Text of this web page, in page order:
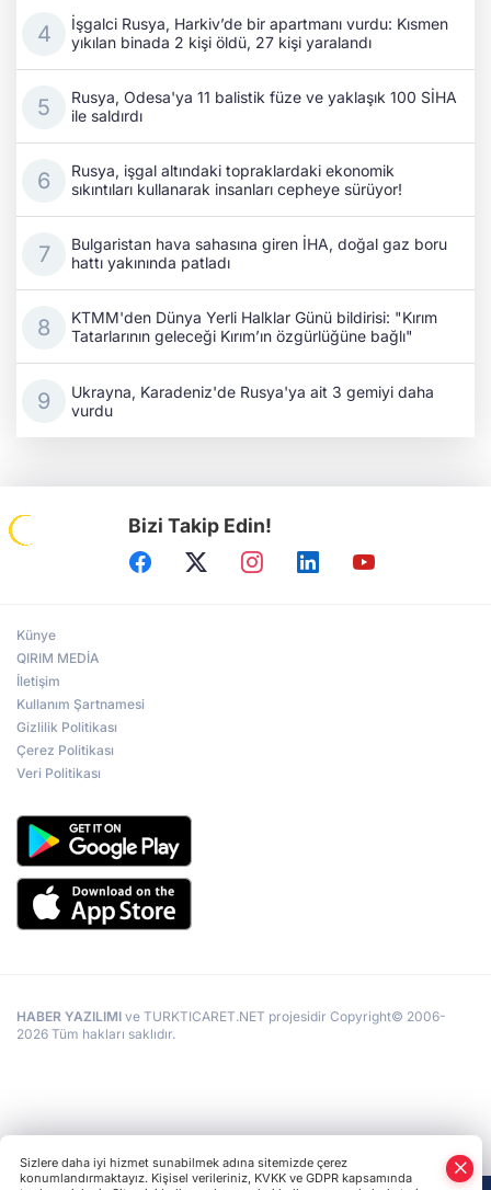
İşgalci Rusya, Harkiv’de bir apartmanı vurdu: Kısmen
yıkılan binada 2 kişi öldü, 27 kişi yaralandı
Rusya, Odesa'ya 11 balistik füze ve yaklaşık 100 SİHA
ile saldırdı
Rusya, işgal altındaki topraklardaki ekonomik
sıkıntıları kullanarak insanları cepheye sürüyor!
Bulgaristan hava sahasına giren İHA, doğal gaz boru
hattı yakınında patladı
KTMM'den Dünya Yerli Halklar Günü bildirisi: "Kırım
Tatarlarının geleceği Kırım’ın özgürlüğüne bağlı"
Ukrayna, Karadeniz'de Rusya'ya ait 3 gemiyi daha
vurdu
Bizi Takip Edin!
Künye
QIRIM MEDİA
İletişim
Kullanım Şartnamesi
Gizlilik Politikası
Çerez Politikası
Veri Politikası
HABER YAZILIMI ve TURKTICARET.NET projesidir Copyright© 2006-
2026 Tüm hakları saklıdır.
Sizlere daha iyi hizmet sunabilmek adına sitemizde çerez
konumlandırmaktayız. Kişisel verileriniz, KVKK ve GDPR kapsamında